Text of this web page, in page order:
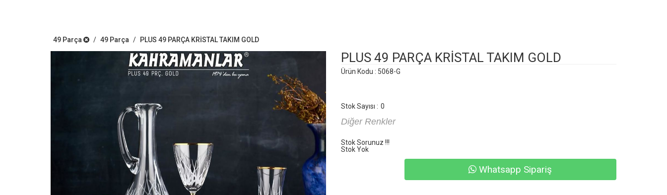
49 Parça / 49 Parça / PLUS 49 PARÇA KRİSTAL TAKIM GOLD
PLUS 49 PARÇA KRİSTAL TAKIM GOLD
Ürün Kodu : 5068-G
Stok Sayısı : 0
Diğer Renkler
Stok Sorunuz !!!
Stok Yok
Whatsapp Sipariş